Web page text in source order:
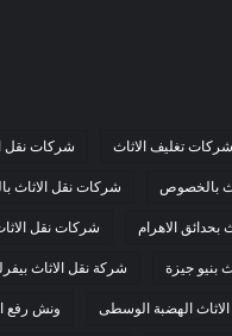
شركات تغليف الاثاث شركات نقل
بالخصوص شركات نقل الاثاث
الاهرام شركات نقل
بنيو جيزة شركة نقل الاثاث
الهضبة الوسطى ونش رفع